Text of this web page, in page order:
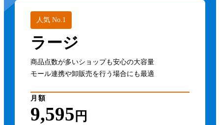
人気 No.1
ラージ
商品点数が多いショップも安心の大容量
モール連携や卸販売を行う場合にも最適
月額
9,595 円